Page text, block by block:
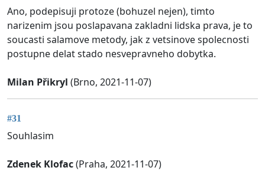
Ano, podepisuji protoze (bohuzel nejen), timto
narizenim jsou poslapavana zakladni lidska prava, je to
soucasti salamove metody, jak z vetsinove spolecnosti
postupne delat stado nesvepravneho dobytka.
Milan Přikryl (Brno, 2021-11-07)
#31
Souhlasim
Zdenek Klofac(Praha, 2021-11-07)